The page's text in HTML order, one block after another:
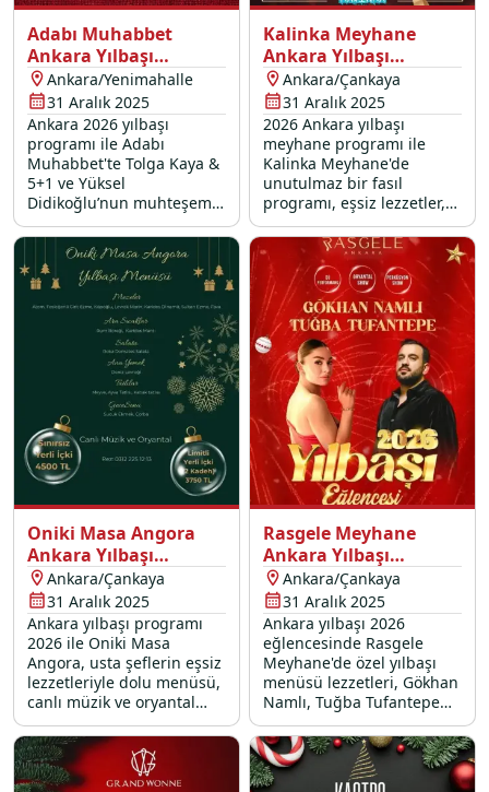
Adabı Muhabbet
Ankara Yılbaşı
Programı 2026
Ankara/Yenimahalle
31 Aralık 2025
Ankara 2026 yılbaşı
programı ile Adabı
Muhabbet'te Tolga Kaya &
5+1 ve Yüksel
Didikoğlu’nun muhteşem
canlı performansları ve
oryantal show eşsiz yılbaşı
menüsüne eşlik ediyor.
Kalinka Meyhane
Ankara Yılbaşı
Programı 2026
Ankara/Çankaya
31 Aralık 2025
2026 Ankara yılbaşı
meyhane programı ile
Kalinka Meyhane'de
unutulmaz bir fasıl
programı, eşsiz lezzetler,
oryantal show ve dahası
sizleri bekliyor.
Oniki Masa Angora
Ankara Yılbaşı
Programı 2026
Ankara/Çankaya
31 Aralık 2025
Ankara yılbaşı programı
2026 ile Oniki Masa
Angora, usta şeflerin eşsiz
lezzetleriyle dolu menüsü,
canlı müzik ve oryantal
show ile 31 Aralık 2025
gecesini unutulmaz bir
anıya dönüştürüyor.
Rasgele Meyhane
Ankara Yılbaşı
Programı 2026
Ankara/Çankaya
31 Aralık 2025
Ankara yılbaşı 2026
eğlencesinde Rasgele
Meyhane'de özel yılbaşı
menüsü lezzetleri, Gökhan
Namlı, Tuğba Tufantepe
canlı performansları, DJ
partisi, oryantal ve
perküsyon show sizleri
bekliyor.